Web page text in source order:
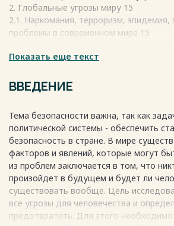
2. Глобальные угрозы миру 15
2.1. Наркомания, терроризм, эпидемия,
проблемы в современном мире 15
Заключение 22
Весь текст будет доступен
Показать еще текст
ВВЕДЕНИЕ
Тема безопасности важна, так как
политической системы - обеспечить
безопасность в стране. В мире
факторов и явлений, которые могут
из проблем заключается в том, что
произойдет в будущем и будет ли
существовать вообще. Цель
все угрозы для человечества и
предотвратить. Для этого необходимо